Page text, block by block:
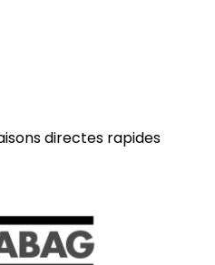
directes rapides